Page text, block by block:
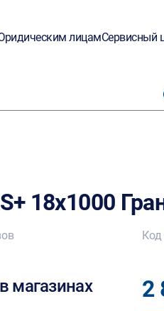
лицамСервисный
18х1000
магазинах
Код
2